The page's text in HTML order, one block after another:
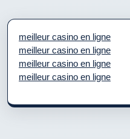
meilleur casino en ligne
meilleur casino en ligne
meilleur casino en ligne
meilleur casino en ligne